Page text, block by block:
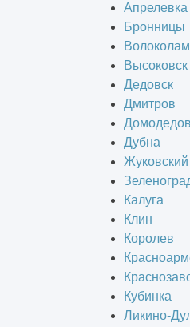
Апрелевка
Бронницы
Высоковск
Дедовск
Дмитров
Дубна
Жуковский
Калуга
Клин
Королев
Кубинка
Ликино-